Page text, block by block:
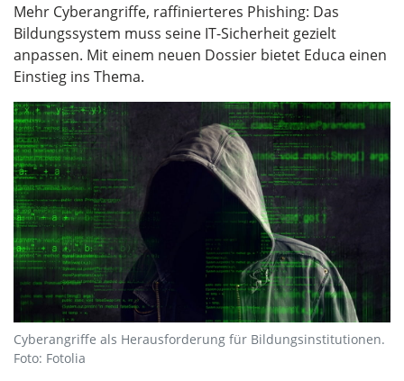
Mehr Cyberangriffe, raffinierteres Phishing: Das
Bildungssystem muss seine IT-Sicherheit gezielt
anpassen. Mit einem neuen Dossier bietet Educa einen
Einstieg ins Thema.
Cyberangriffe als Herausforderung für Bildungsinstitutionen.
Foto: Fotolia